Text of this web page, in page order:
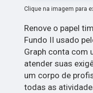
Clique na imagem para
Renove o papel
Fundo II usado
Graph conta com
atender suas
um corpo de
todas as